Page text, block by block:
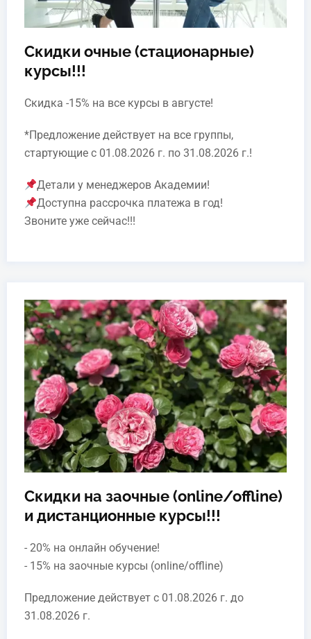
Скидки очные (стационарные)
курсы!!!
Скидка -15% на все курсы в августе!
*Предложение действует на все группы,
стартующие с 01.08.2026 г. по 31.08.2026 г.!
Детали у менеджеров Академии!
Доступна рассрочка платежа в год!
Звоните уже сейчас!!!
Скидки на заочные (online/offline)
и дистанционные курсы!!!
- 20% на онлайн обучение!
- 15% на заочные курсы (online/offline)
Предложение действует с 01.08.2026 г. до
31.08.2026 г.